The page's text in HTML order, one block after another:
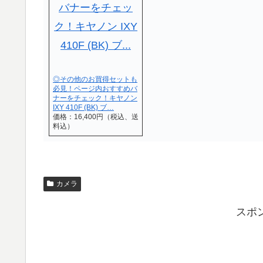
◎その他のお買得セットも
必見！ページ内おすすめバ
ナーをチェック！キヤノン
IXY 410F (BK) ブ…
価格：16,400円（税込、送
料込）
カメラ
スポ